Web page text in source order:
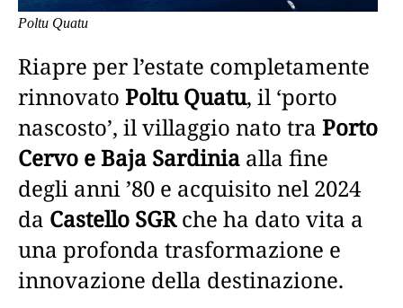
Poltu Quatu
Riapre per l’estate completamente
rinnovato Poltu Quatu, il ‘porto
nascosto’, il villaggio nato tra Porto
Cervo e Baja Sardinia alla fine
degli anni ’80 e acquisito nel 2024
da Castello SGRche ha dato vita a
una profonda trasformazione e
innovazione della destinazione.